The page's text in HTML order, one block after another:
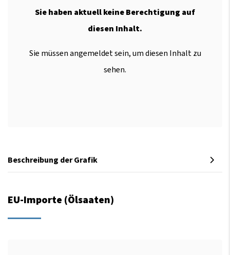
Sie haben aktuell keine Berechtigung auf
diesen Inhalt.
Sie müssen angemeldet sein, um diesen Inhalt zu
sehen.
Beschreibung der Grafik
EU-Importe (Ölsaaten)